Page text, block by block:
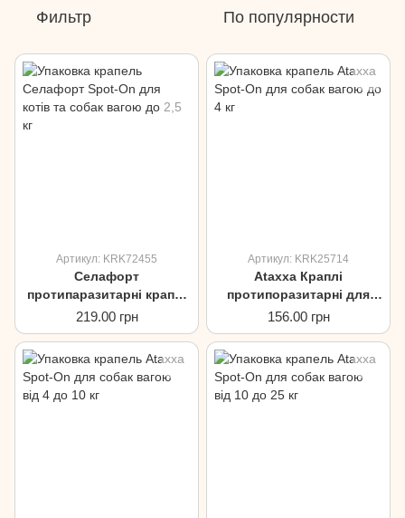
Фильтр По популярности
Артикул: KRK72455
Селафорт
протипаразитарні краплі
для котів та собак вагою
до 2.5кг
219.00 грн
Артикул: KRK25714
Ataxxa Краплі
протипоразитарні для
собак вагою до 4кг
156.00 грн